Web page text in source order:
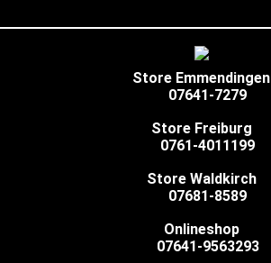
Store Emmendingen
07641-7279
Store Freiburg
0761-4011199
Store Waldkirch
07681-8589
Onlineshop
07641-9563293